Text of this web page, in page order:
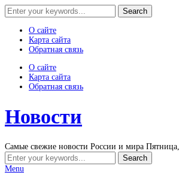
О сайте
Карта сайта
Обратная связь
О сайте
Карта сайта
Обратная связь
Новости
Самые свежие новости России и мира Пятница,
Menu